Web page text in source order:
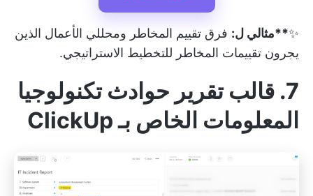
✨**مثالي ل: فرق تقييم المخاطر ومحللي الأعمال الذين
يجرون تقييمات المخاطر للتخطيط الاستراتيجي.
7. قالب تقرير حوادث تكنولوجيا
المعلومات الخاص بـ ClickUp